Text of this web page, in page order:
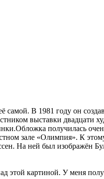
самой. В 1981 году он
выставки двадцати
получилась
зале «Олимпия». К
На ней был изображён
этой картиной. У меня